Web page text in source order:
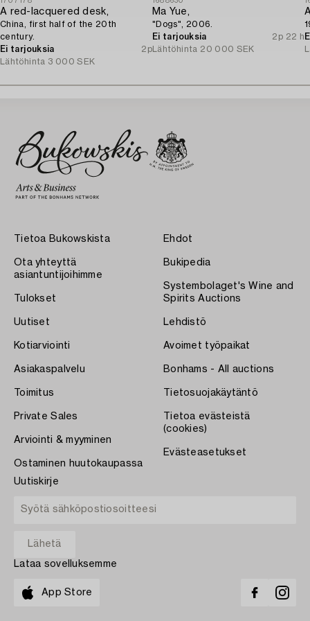
A red-lacquered desk,
China, first half of the 20th
century.
Ei tarjouksia
2p
Lähtöhinta 3 000 SEK
Ma Yue,
"Dogs", 2006.
Ei tarjouksia
2p 22 h
Lähtöhinta 20 000 SEK
Tietoa Bukowskista
Ota yhteyttä
asiantuntijoihimme
Tulokset
Uutiset
Kotiarviointi
Asiakaspalvelu
Toimitus
Private Sales
Arviointi & myyminen
Ostaminen huutokaupassa
Ehdot
Bukipedia
Systembolaget's Wine and
Spirits Auctions
Lehdistö
Avoimet työpaikat
Bonhams - All auctions
Tietosuojakäytäntö
Tietoa evästeistä
(cookies)
Evästeasetukset
Uutiskirje
Lataa sovelluksemme
App Store